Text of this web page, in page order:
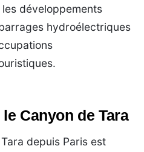
développements
hydroélectriques
Canyon de Tara
depuis Paris est